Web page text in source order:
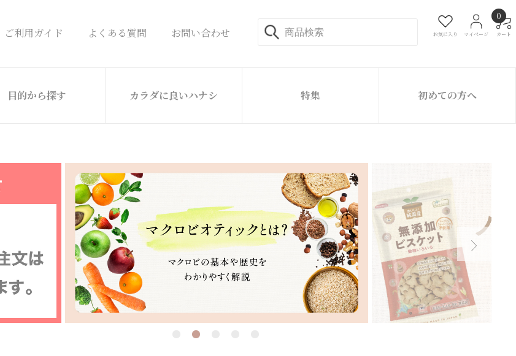
ご利用ガイド よくある質問 お問い合わせ お気に入り マイページ カート
0
目的から探す カラダに良いハナシ 特集 初めての方へ